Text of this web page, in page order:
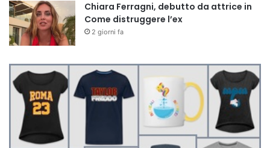
Chiara Ferragni, debutto da attrice in
Come distruggere l’ex
2 giorni fa